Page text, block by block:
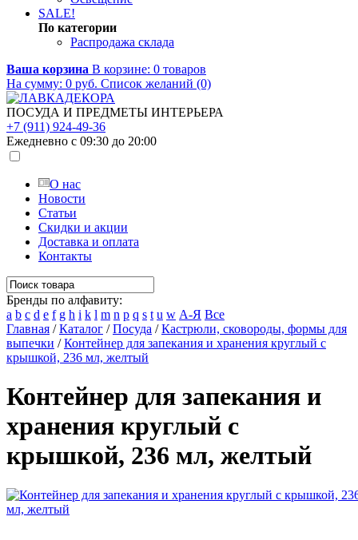
SALE!
По категории
Распродажа склада
Ваша корзина В корзине: 0 товаров
На сумму: 0 руб. Список желаний (0)
ПОСУДА И ПРЕДМЕТЫ ИНТЕРЬЕРА
+7 (911) 924-49-36
Ежедневно с 09:30 до 20:00
О нас
Новости
Статьи
Скидки и акции
Доставка и оплата
Контакты
Бренды по алфавиту:
a b c d e f g h i k l m n p q s t u w А-Я Все
Главная /Каталог /Посуда /Кастрюли, сковороды, формы для
выпечки /Контейнер для запекания и хранения круглый с
крышкой, 236 мл, желтый
Контейнер для запекания и
хранения круглый с
крышкой, 236 мл, желтый